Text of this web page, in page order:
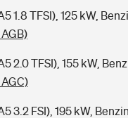
Mehr Sicherheit für
1.8 TFSI), 125 kW,
2.0 TFSI), 155 kW,
3.2 FSI), 195 kW,